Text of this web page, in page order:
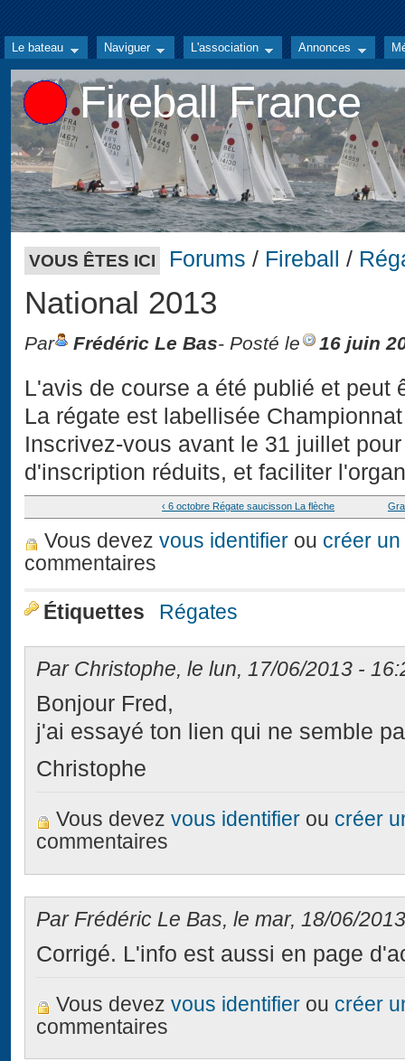
Le bateau Naviguer L'association Annonces
Fireball France
VOUS ÊTES ICI Forums / Fireball /
National 2013
Par Frédéric Le Bas- Posté le 16 juin
L'avis de course a été publié et peut
La régate est labellisée
Inscrivez-vous avant le 31 juillet
d'inscription réduits, et faciliter
‹ 6 octobre Régate saucisson La flèche
Vous devez vous identifier ou créer
commentaires
Étiquettes Régates
Par Christophe, le lun, 17/06/2013 -
Bonjour Fred,
j'ai essayé ton lien qui ne semble
Christophe
Vous devezvous identifier ou créer
commentaires
Par Frédéric Le Bas, le mar, 18/06/
Corrigé. L'info est aussi en page
Vous devezvous identifier ou créer
commentaires